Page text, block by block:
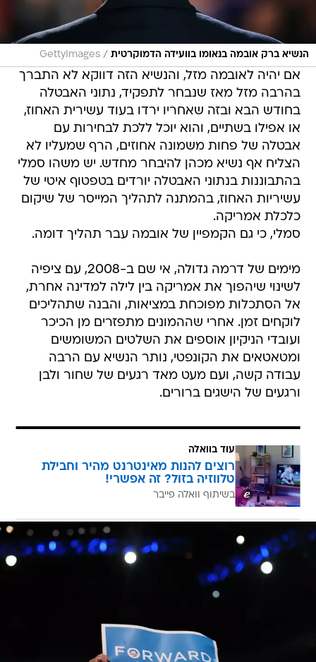
הנשיא ברק אובמה בנאומו בוועידה הדמוקרטית /
GettyImages
אם יהיה לאובמה מזל, והנשיא הזה דווקא לא התברך
בהרבה מזל מאז שנבחר לתפקיד, נתוני האבטלה
בחודש הבא ובזה שאחריו ירדו בעוד עשירית האחוז,
או אפילו בשתיים, והוא יוכל ללכת לבחירות עם
אבטלה של פחות משמונה אחוזים, הרף שמעליו לא
הצליח אף נשיא מכהן להיבחר מחדש. יש משהו סמלי
בהתבוננות בנתוני האבטלה יורדים בטפטוף איטי של
עשיריות האחוז, בהמתנה לתהליך המייסר של שיקום
כלכלת אמריקה.
סמלי, כי גם הקמפיין של אובמה עבר תהליך דומה.
מימים של דרמה גדולה, אי שם ב-2008, עם ציפיה
לשינוי שיהפוך את אמריקה בין לילה למדינה אחרת,
אל הסתכלות מפוכחת במציאות, והבנה שתהליכים
לוקחים זמן. אחרי שההמונים מתפזרים מן הכיכר
ועובדי הניקיון אוספים את השלטים המשומשים
ומטאטאים את הקונפטי, נותר הנשיא עם הרבה
עבודה קשה, ועם מעט מאד רגעים של שחור ולבן
ורגעים של הישגים ברורים.
עוד בוואלה
רוצים להנות מאינטרנט מהיר וחבילת
טלווזיה בזול? זה אפשרי!
בשיתוף וואלה פייבר